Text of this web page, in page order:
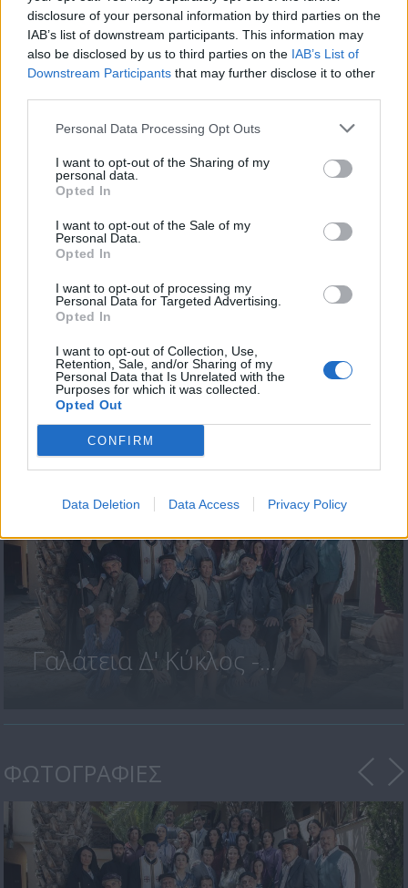
disclosure of your personal information by third parties on the
IAB’s list of downstream participants. This information may
also be disclosed by us to third parties on the IAB’s List of
Downstream Participants that may further disclose it to other
Personal Data Processing Opt Outs
I want to opt-out of the Sharing of my
personal data.
Opted In
I want to opt-out of the Sale of my
Personal Data.
Opted In
I want to opt-out of processing my
Personal Data for Targeted Advertising.
Opted In
I want to opt-out of Collection, Use,
Retention, Sale, and/or Sharing of my
Personal Data that Is Unrelated with the
Purposes for which it was collected.
Opted Out
CONFIRM
Data Deletion Data Access Privacy Policy
Γαλάτεια Δ' Κύκλος -
Περιλήψεις...
Γαλάτεια Δ' Κύκλος -...
Γαλάτεια Δ' Κύκλος -...
ΦΩΤΟΓΡΑΦΙΕΣ